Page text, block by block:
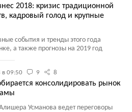
2018: кризис традиционной
кадровый голод и крупные
события и тренды этого года
а также прогнозы на 2019 год
в 09:50 9 8
консолидировать рынок
Усманова ведет переговоры